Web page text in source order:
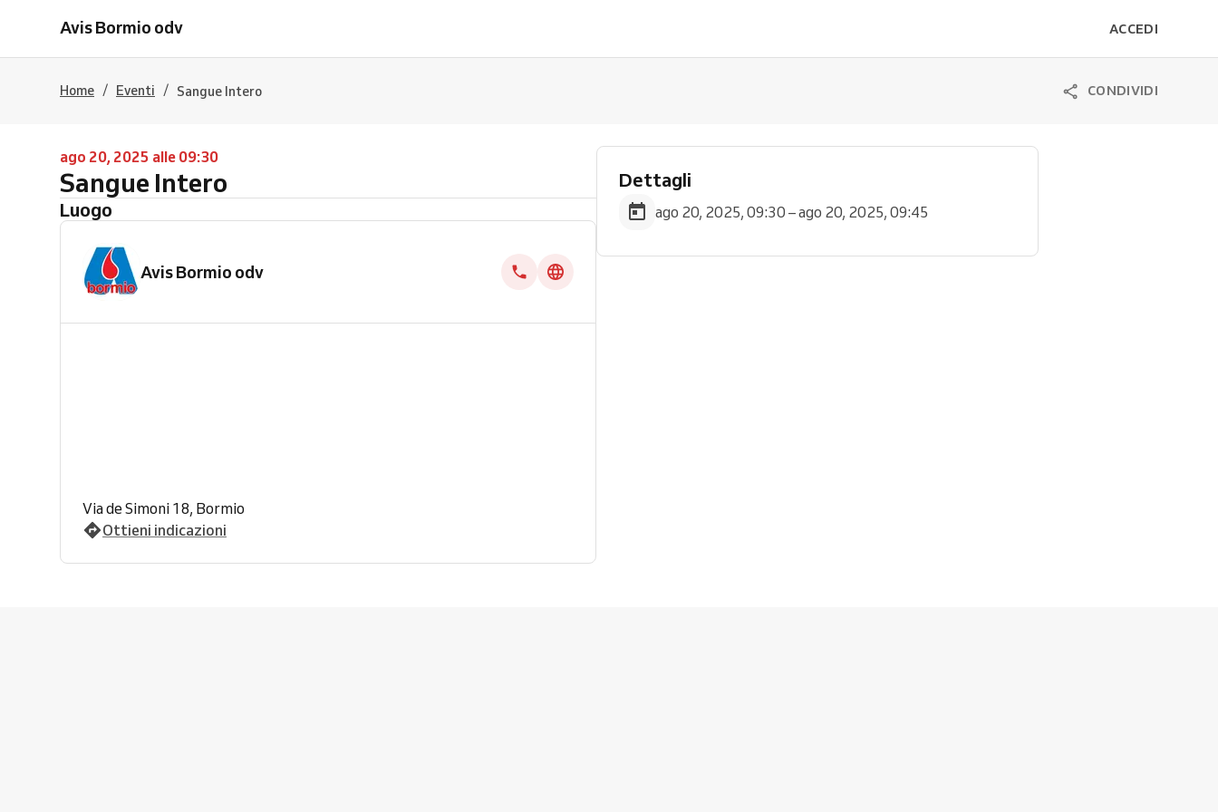
Avis Bormio odv ACCEDI
Home / Eventi / Sangue Intero CONDIVIDI
ago 20, 2025 alle 09:30
Sangue Intero
Luogo
Avis Bormio odv
Via de Simoni 18, Bormio
Ottieni indicazioni
Dettagli
ago 20, 2025, 09:30 – ago 20, 2025, 09:45